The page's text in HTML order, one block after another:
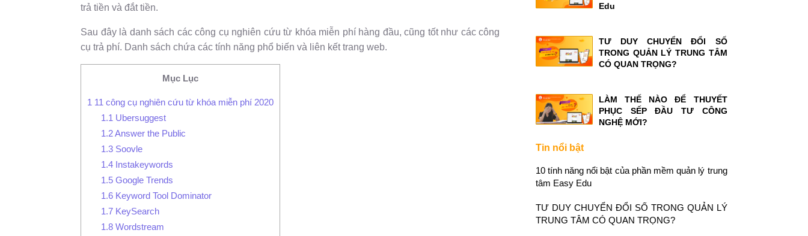
trả tiền và đắt tiền.
Sau đây là danh sách các công cụ nghiên cứu từ khóa miễn phí hàng đầu, cũng tốt như các công
cụ trả phí. Danh sách chứa các tính năng phổ biến và liên kết trang web.
Mục Lục
1 11 công cụ nghiên cứu từ khóa miễn phí 2020
1.1 Ubersuggest
1.2Answer the Public
1.3 Soovle
1.4 Instakeywords
1.5 Google Trends
1.6 Keyword Tool Dominator
1.7 KeySearch
1.8 Wordstream
Edu
TƯ DUY CHUYỂN ĐỔI SỐ
TRONG QUẢN LÝ TRUNG TÂM
CÓ QUAN TRỌNG?
LÀM THẾ NÀO ĐỂ THUYẾT
PHỤC SẾP ĐẦU TƯ CÔNG
NGHỆ MỚI?
Tin nổi bật
10 tính năng nổi bật của phần mềm quản lý trung
tâm Easy Edu
TƯ DUY CHUYỂN ĐỔI SỐ TRONG QUẢN LÝ
TRUNG TÂM CÓ QUAN TRỌNG?